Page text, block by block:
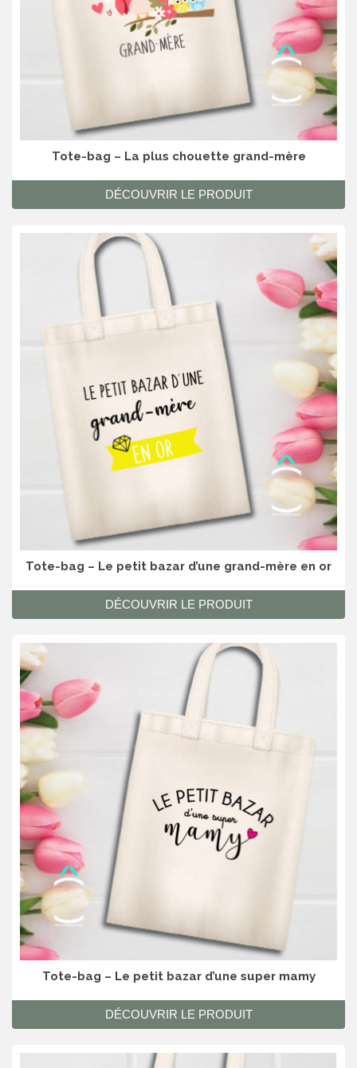
Tote-bag – La plus chouette grand-mère
DÉCOUVRIR LE PRODUIT
Tote-bag – Le petit bazar d’une grand-mère en or
DÉCOUVRIR LE PRODUIT
Tote-bag – Le petit bazar d’une super mamy
DÉCOUVRIR LE PRODUIT